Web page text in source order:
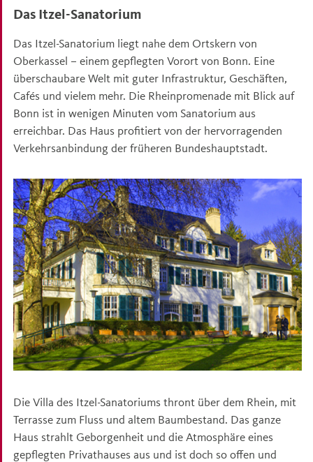
Das Itzel-Sanatorium
Das Itzel-Sanatorium liegt nahe dem Ortskern von
Oberkassel – einem gepflegten Vorort von Bonn. Eine
überschaubare Welt mit guter Infrastruktur, Geschäften,
Cafés und vielem mehr. Die Rheinpromenade mit Blick auf
Bonn ist in wenigen Minuten vom Sanatorium aus
erreichbar. Das Haus profitiert von der hervorragenden
Verkehrsanbindung der früheren Bundeshauptstadt.
Die Villa des Itzel-Sanatoriums thront über dem Rhein, mit
Terrasse zum Fluss und altem Baumbestand. Das ganze
Haus strahlt Geborgenheit und die Atmosphäre eines
gepflegten Privathauses aus und ist doch so offen und